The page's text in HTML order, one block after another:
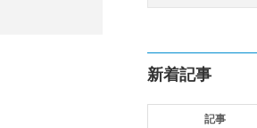
新着記事
記事